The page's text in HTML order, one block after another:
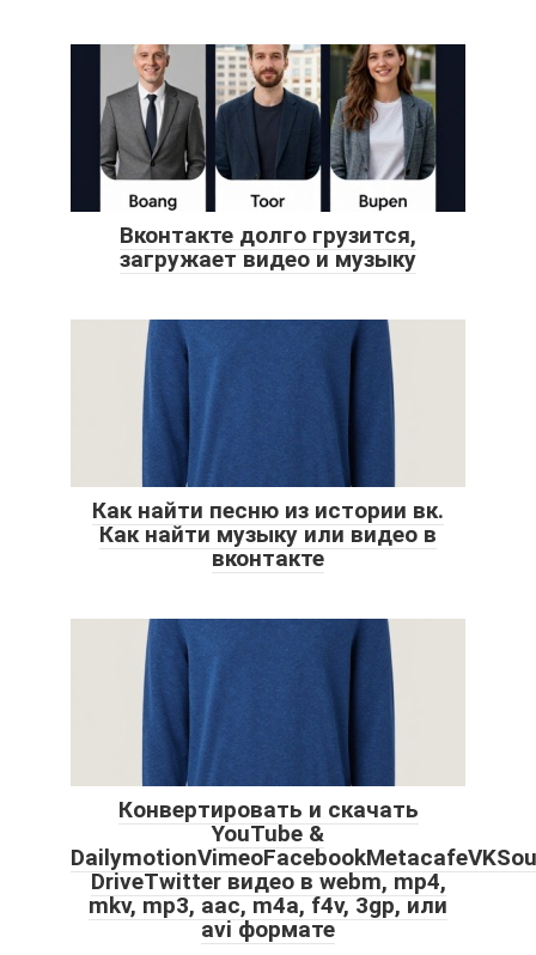
Вконтакте долго грузится,
загружает видео и музыку
Как найти песню из истории вк.
Как найти музыку или видео в
вконтакте
Конвертировать и скачать
YouTube &
DriveTwitter видео в webm, mp4,
mkv, mp3, aac, m4a, f4v, 3gp, или
avi формате